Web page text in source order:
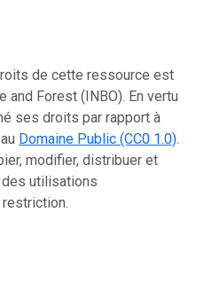
de cette ressource est
and Forest (INBO). En vertu
ses droits par rapport à
Domaine Public (CC0 1.0).
modifier, distribuer et
utilisations